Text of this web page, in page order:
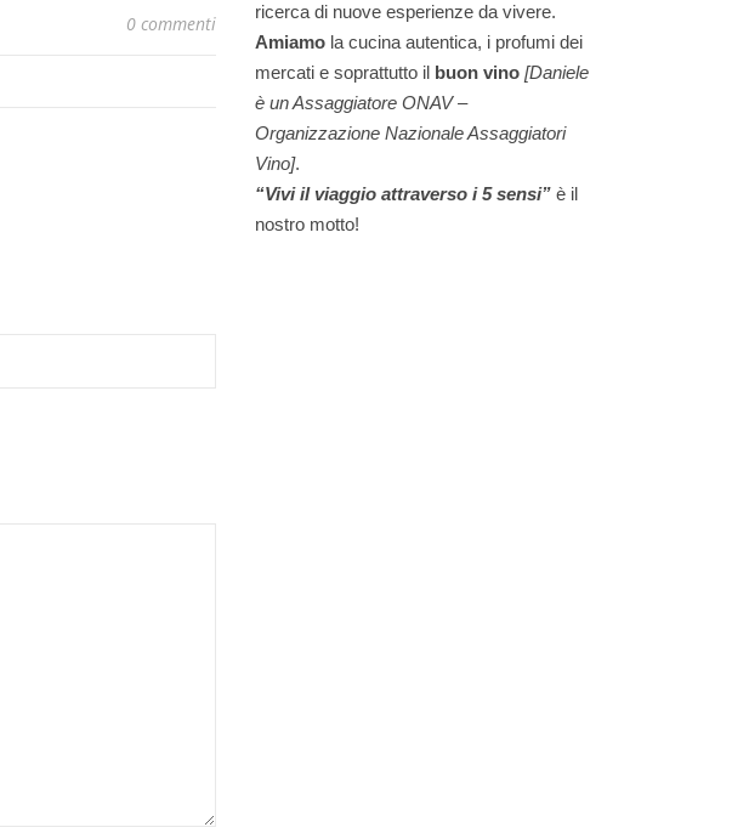
0 commenti
ricerca di nuove esperienze da vivere.
Amiamo la cucina autentica, i profumi dei
mercati e soprattutto il buon vino [Daniele
è un Assaggiatore ONAV –
Organizzazione Nazionale Assaggiatori
Vino].
“Vivi il viaggio attraverso i 5 sensi” è il
nostro motto!